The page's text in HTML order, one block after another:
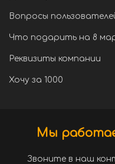
Вопросы
Что подарить на 8
Реквизиты компании
Хочу за 1000
Мы
Звоните в наш